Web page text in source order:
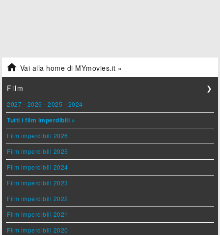
 Vai alla home di MYmovies.it »
Film ❯
2027 - 2026 -2025 - 2024
Tutti i film imperdibili »
Film imperdibili 2026
Film imperdibili 2025
Film imperdibili 2024
Film imperdibili 2023
Film imperdibili 2022
Film imperdibili 2021
Film imperdibili 2020